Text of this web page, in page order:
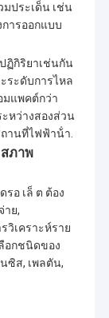
มประเด็น เช่น
ารออกแบบ
ปฏิกิริยาเช่นกัน
ระดับการไหล
มแพคต์กว่า
ะหว่างสองส่วน
านที่ไฟฟ้าน้ํา.
สภาพ
รอ เล็ ต ต้อง
าย,
วิเคราะห์ราย
อกชนิดของ
ซิส, เพลตัน,
/
2,011.12
/
2,012.6
2,012.7
/
2,012.7